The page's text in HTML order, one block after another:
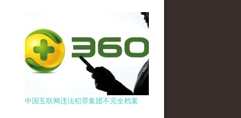
中国互联网违法犯罪集团不完全档案